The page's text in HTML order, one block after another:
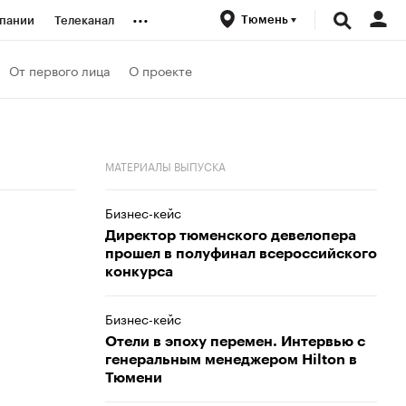
Телеканал ... Тюмень
От первого лица О проекте
МАТЕРИАЛЫ ВЫПУСКА
Бизнес-кейс
Директор тюменского девелопера
прошел в полуфинал всероссийского
конкурса
Бизнес-кейс
Отели в эпоху перемен. Интервью с
генеральным менеджером Hilton в
Тюмени